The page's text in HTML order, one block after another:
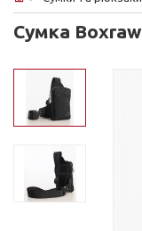
Сумка